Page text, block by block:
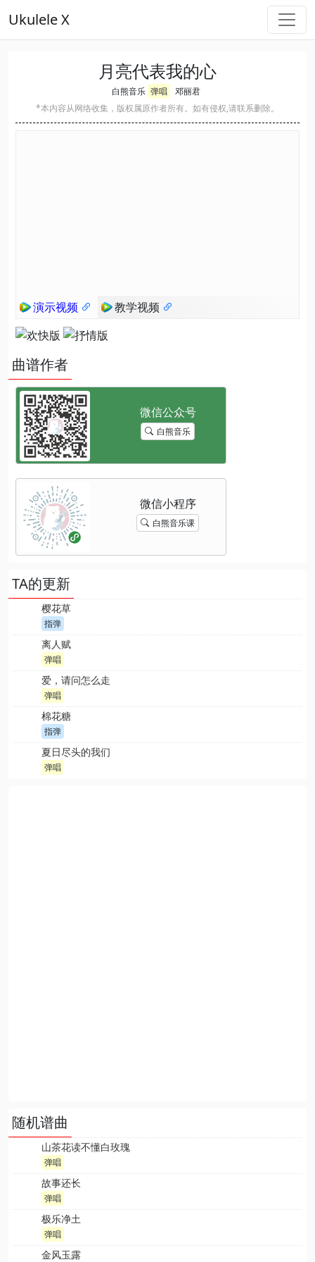
Ukulele X
月亮代表我的心
白熊音乐 弹唱
邓丽君
*本内容从网络收集，版权属原作者所有。如有侵权,请联系删除。
演示视频 教学视频
曲谱作者
白熊音乐
白熊音乐课
TA的更新
樱花草
指弹
离人赋
弹唱
爱，请问怎么走
弹唱
棉花糖
指弹
夏日尽头的我们
弹唱
随机谱曲
山茶花读不懂白玫瑰
弹唱
故事还长
弹唱
极乐净土
弹唱
金风玉露